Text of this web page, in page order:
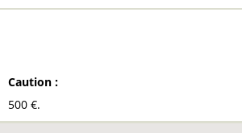
Caution :
500 €